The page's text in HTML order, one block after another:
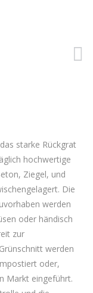
starke Rückgrat
hochwertige
Ziegel, und
Die
werden
oder händisch
zur
werden
oder,
Markt eingeführt.